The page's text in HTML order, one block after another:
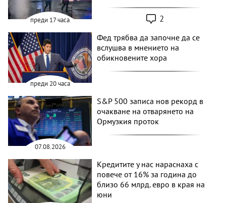
преди 17 часа 2
преди 20 часа
Фед трябва да започне да се
вслушва в мнението на
обикновените хора
07.08.2026
S&P 500 записа нов рекорд в
очакване на отварянето на
Ормузкия проток
Кредитите у нас нараснаха с
повече от 16% за година до
близо 66 млрд. евро в края на
юни